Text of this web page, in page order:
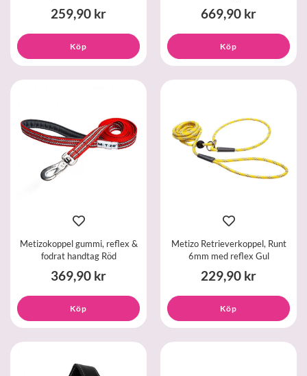
259,90 kr
Köp
669,90 kr
Köp
Metizokoppel gummi, reflex &
fodrat handtag Röd
369,90 kr
Köp
Metizo Retrieverkoppel, Runt
6mm med reflex Gul
229,90 kr
Köp